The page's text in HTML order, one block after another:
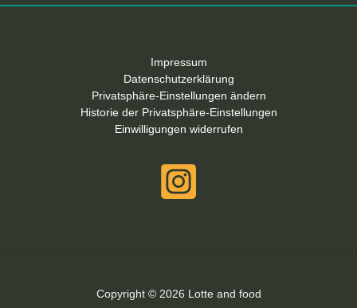
Impressum
Datenschutzerklärung
Privatsphäre-Einstellungen ändern
Historie der Privatsphäre-Einstellungen
Einwilligungen widerrufen
Copyright © 2026 Lotte and food